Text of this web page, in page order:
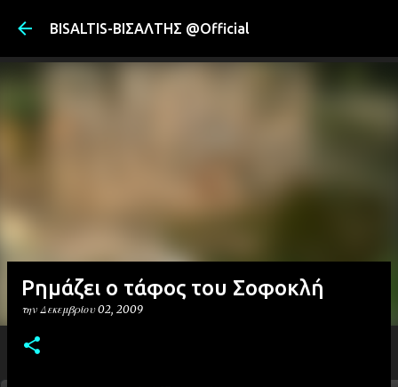
BISALTIS-ΒΙΣΑΛΤΗΣ @Official
Ρημάζει ο τάφος του Σοφοκλή
την Δεκεμβρίου 02, 2009